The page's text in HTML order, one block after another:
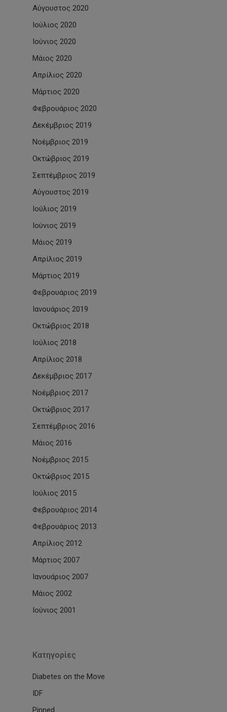
Αύγουστος 2020
Ιούλιος 2020
Ιούνιος 2020
Μάιος 2020
Απρίλιος 2020
Μάρτιος 2020
Φεβρουάριος 2020
Δεκέμβριος 2019
Νοέμβριος 2019
Οκτώβριος 2019
Σεπτέμβριος 2019
Αύγουστος 2019
Ιούλιος 2019
Ιούνιος 2019
Μάιος 2019
Απρίλιος 2019
Μάρτιος 2019
Φεβρουάριος 2019
Ιανουάριος 2019
Οκτώβριος 2018
Ιούλιος 2018
Απρίλιος 2018
Δεκέμβριος 2017
Νοέμβριος 2017
Οκτώβριος 2017
Σεπτέμβριος 2016
Μάιος 2016
Νοέμβριος 2015
Οκτώβριος 2015
Ιούλιος 2015
Φεβρουάριος 2014
Φεβρουάριος 2013
Απρίλιος 2012
Μάρτιος 2007
Ιανουάριος 2007
Μάιος 2002
Ιούνιος 2001
Kατηγορίες
Diabetes on the Move
IDF
Pinned